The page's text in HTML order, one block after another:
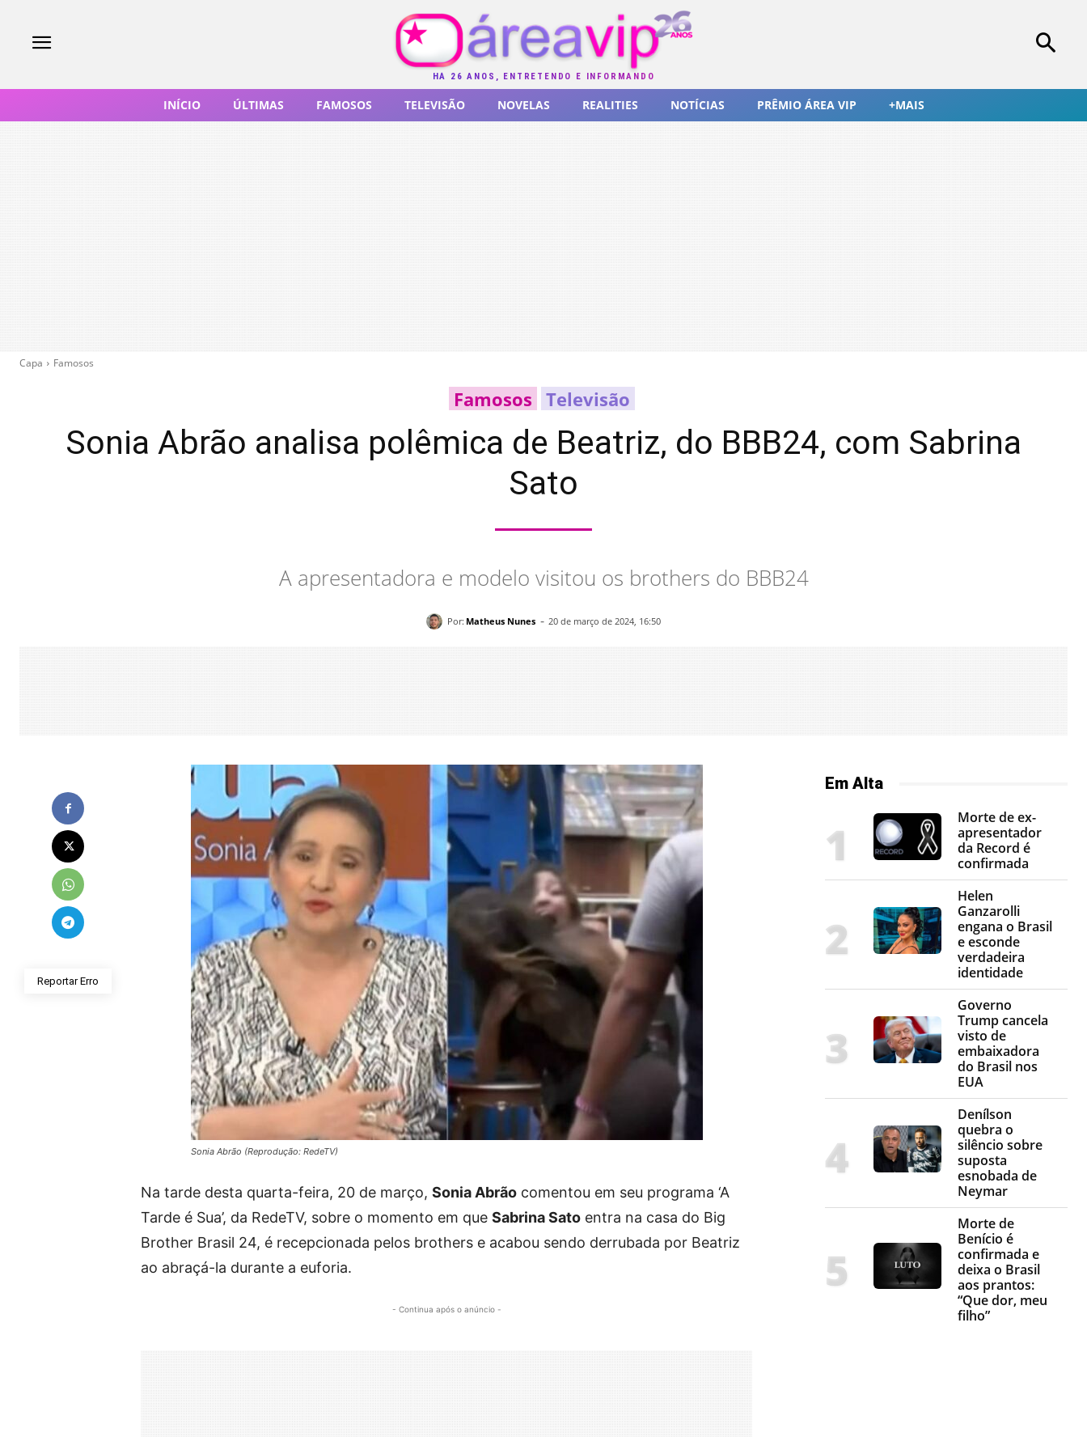
HÁ 26 ANOS, ENTRETENDO E INFORMANDO
INÍCIO ÚLTIMAS FAMOSOS TELEVISÃO NOVELAS REALITIES NOTÍCIAS PRÊMIO ÁREA VIP +MAIS
Capa Famosos
Famosos Televisão
Sonia Abrão analisa polêmica de Beatriz, do BBB24, com Sabrina
Sato
A apresentadora e modelo visitou os brothers do BBB24
Por: Matheus Nunes - 20 de março de 2024, 16:50
Reportar Erro
Sonia Abrão (Reprodução: RedeTV)
Na tarde desta quarta-feira, 20 de março, Sonia Abrão comentou em seu programa ‘A
Tarde é Sua’, da RedeTV, sobre o momento em que Sabrina Sato entra na casa do Big
Brother Brasil 24, é recepcionada pelos brothers e acabou sendo derrubada por Beatriz
ao abraçá-la durante a euforia.
- Continua após o anúncio -
Em Alta
Morte de ex-
apresentador
da Record é
confirmada
Helen
Ganzarolli
engana o Brasil
e esconde
verdadeira
identidade
Governo
Trump cancela
visto de
embaixadora
do Brasil nos
EUA
Denílson
quebra o
silêncio sobre
suposta
esnobada de
Neymar
Morte de
Benício é
confirmada e
deixa o Brasil
aos prantos:
“Que dor, meu
filho”